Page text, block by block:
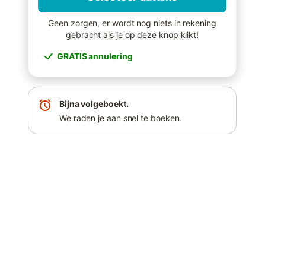
Geen zorgen, er wordt nog niets in rekening
gebracht als je op deze knop klikt!
GRATIS annulering
Bijna volgeboekt.
We raden je aan snel te boeken.